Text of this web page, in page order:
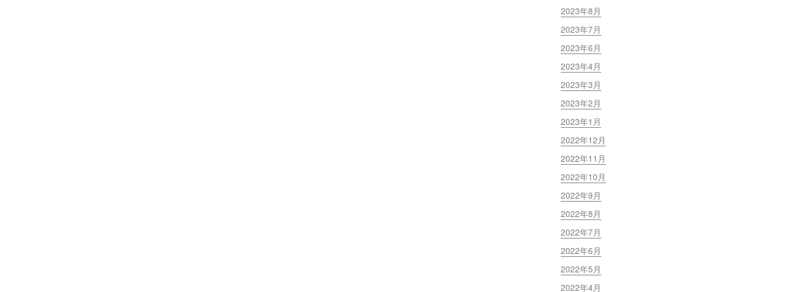
2023年8月
2023年7月
2023年6月
2023年4月
2023年3月
2023年2月
2023年1月
2022年12月
2022年11月
2022年10月
2022年9月
2022年8月
2022年7月
2022年6月
2022年5月
2022年4月